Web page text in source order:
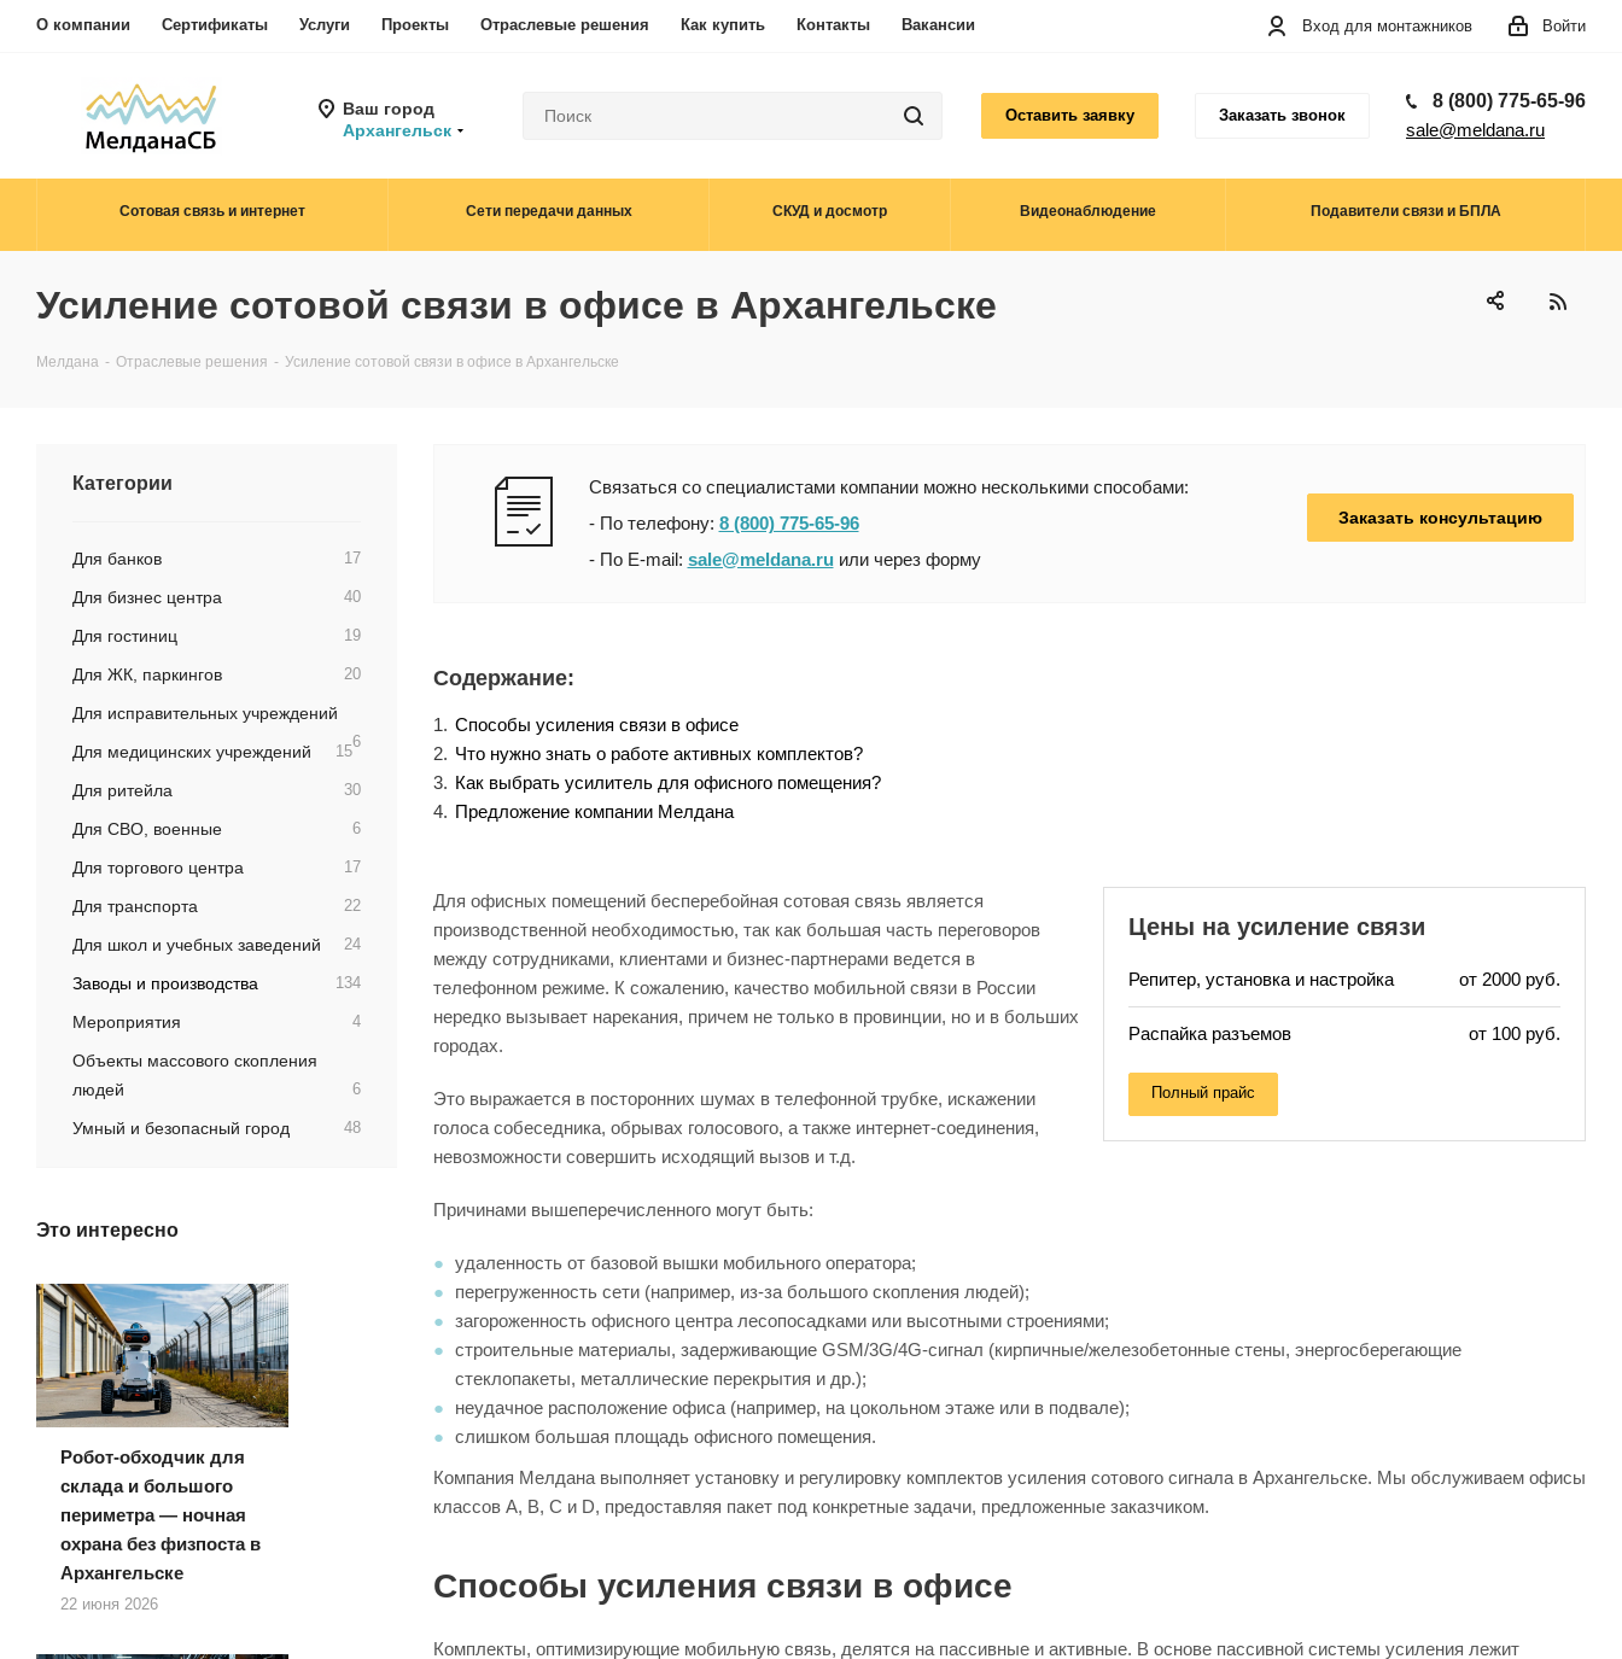
О компании Сертификаты Услуги Проекты Отраслевые решения Как купить Контакты Вакансии Войти
Вход для монтажников
Ваш город
Архангельск
Оставить заявку Заказать звонок
8 (800) 775-65-96
sale@meldana.ru
Сотовая связь и интернет Сети передачи данных СКУД и досмотр Видеонаблюдение Подавители связи и БПЛА
Усиление сотовой связи в офисе в Архангельске
Мелдана - Отраслевые решения - Усиление сотовой связи в офисе в Архангельске
Связаться со специалистами компании можно несколькими способами:
- По телефону: 8 (800) 775-65-96
- По E-mail: sale@meldana.ruили через форму
Заказать консультацию
Содержание:
Способы усиления связи в офисе
Что нужно знать о работе активных комплектов?
Как выбрать усилитель для офисного помещения?
Предложение компании Мелдана
Цены на усиление связи
Репитер, установка и настройка от 2000 руб.
Распайка разъемов от 100 руб.
Полный прайс
Для офисных помещений бесперебойная сотовая связь является
производственной необходимостью, так как большая часть переговоров
между сотрудниками, клиентами и бизнес-партнерами ведется в
телефонном режиме. К сожалению, качество мобильной связи в России
нередко вызывает нарекания, причем не только в провинции, но и в больших
городах.
Это выражается в посторонних шумах в телефонной трубке, искажении
голоса собеседника, обрывах голосового, а также интернет-соединения,
невозможности совершить исходящий вызов и т.д.
Причинами вышеперечисленного могут быть:
удаленность от базовой вышки мобильного оператора;
перегруженность сети (например, из-за большого скопления людей);
загороженность офисного центра лесопосадками или высотными строениями;
строительные материалы, задерживающие GSM/3G/4G-сигнал (кирпичные/железобетонные стены, энергосберегающие
стеклопакеты, металлические перекрытия и др.);
неудачное расположение офиса (например, на цокольном этаже или в подвале);
слишком большая площадь офисного помещения.
Компания Мелдана выполняет установку и регулировку комплектов усиления сотового сигнала в Архангельске. Мы обслуживаем офисы
классов A, B, C и D, предоставляя пакет под конкретные задачи, предложенные заказчиком.
Способы усиления связи в офисе
Комплекты, оптимизирующие мобильную связь, делятся на пассивные и активные. В основе пассивной системы усиления лежит
Категории
Для банков 17
Для бизнес центра 40
Для гостиниц 19
Для ЖК, паркингов 20
Для исправительных учреждений
6
Для медицинских учреждений 15
Для ритейла 30
Для СВО, военные 6
Для торгового центра 17
Для транспорта 22
Для школ и учебных заведений 24
Заводы и производства 134
Мероприятия 4
Объекты массового скопления
людей
6
Умный и безопасный город 48
Это интересно
Робот-обходчик для
склада и большого
периметра — ночная
охрана без физпоста в
Архангельске
22 июня 2026